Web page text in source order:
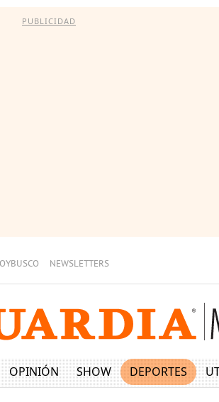
PUBLICIDAD
NEWSLETTERS
OPINIÓN SHOW DEPORTES